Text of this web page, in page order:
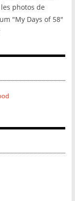
photos de
"My Days of 58"